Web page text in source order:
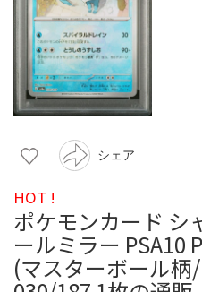
シェア
HOT !
ポケモンカード シ
ールミラー PSA10
(マスターボール柄